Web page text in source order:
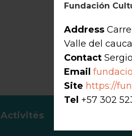
Fundación
Address
Valle del
Contact
Email
Site https://
Tel +57 302
Activités